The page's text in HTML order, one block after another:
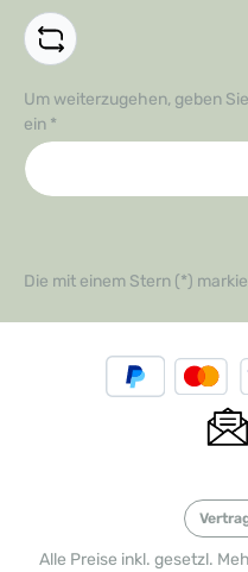
Um weiterzugehen, geben
ein *
Die mit einem Stern (*)
Alle Preise inkl. gesetzl.